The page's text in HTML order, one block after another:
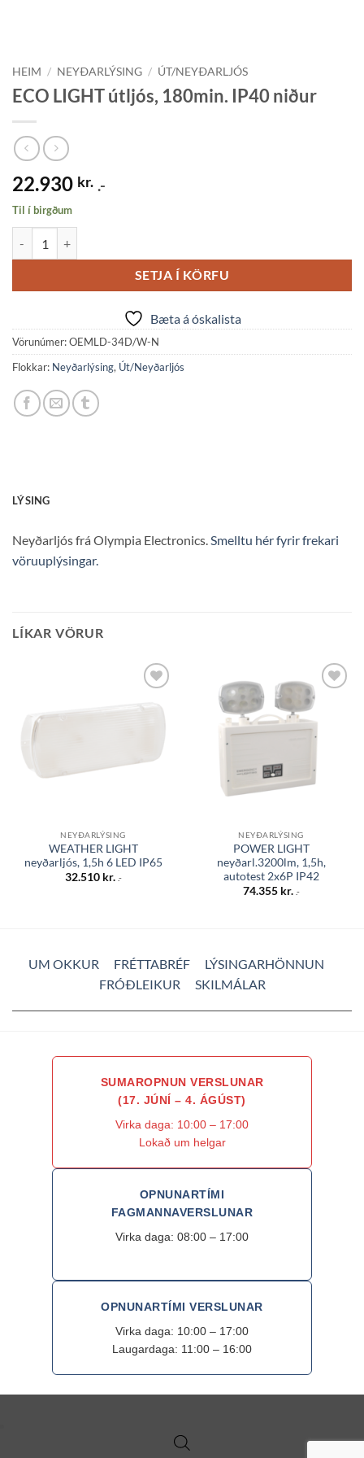
HEIM / NEYÐARLÝSING / ÚT/NEYÐARLJÓS
ECO LIGHT útljós, 180min. IP40 niður
22.930 kr. .-
Til í birgðum
SETJA Í KÖRFU
Bæta á óskalista
Vörunúmer:OEMLD-34D/W-N
Flokkar: Neyðarlýsing, Út/Neyðarljós
LÝSING
Neyðarljós frá Olympia Electronics.Smelltu hér fyrir frekari
vöruuplýsingar.
LÍKAR VÖRUR
óskalista
NEYÐARLÝSING
WEATHER LIGHT
neyðarljós, 1,5h 6 LED IP65
32.510 kr. .-
Bæta á
óskalista
NEYÐARLÝSING
POWER LIGHT
neyðarl.3200lm, 1,5h,
autotest 2x6P IP42
74.355 kr. .-
UM OKKUR FRÉTTABRÉF
LÝSINGARHÖNNUN
FRÓÐLEIKUR
SKILMÁLAR
SUMAROPNUN VERSLUNAR
(17. JÚNÍ – 4. ÁGÚST)
Virka daga: 10:00 – 17:00
Lokað um helgar
OPNUNARTÍMI
FAGMANNAVERSLUNAR
Virka daga: 08:00 – 17:00
OPNUNARTÍMI VERSLUNAR
Virka daga: 10:00 – 17:00
Laugardaga: 11:00 – 16:00